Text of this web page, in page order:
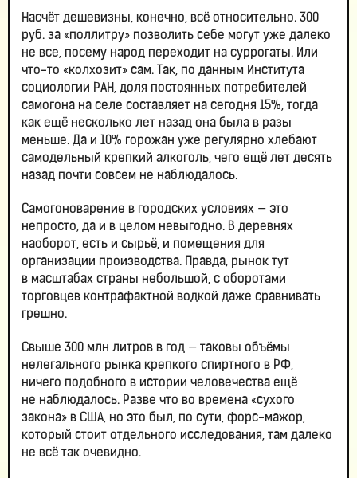
Насчёт дешевизны, конечно, всё относительно. 300
руб. за «поллитру» позволить себе могут уже далеко
не все, посему народ переходит на суррогаты. Или
что-то «колхозит» сам. Так, по данным Института
социологии РАН, доля постоянных потребителей
самогона на селе составляет на сегодня 15%, тогда
как ещё несколько лет назад она была в разы
меньше. Да и 10% горожан уже регулярно хлебают
самодельный крепкий алкоголь, чего ещё лет десять
назад почти совсем не наблюдалось.
Самогоноварение в городских условиях — это
непросто, да и в целом невыгодно. В деревнях
наоборот, есть и сырьё, и помещения для
организации производства. Правда, рынок тут
в масштабах страны небольшой, с оборотами
торговцев контрафактной водкой даже сравнивать
грешно.
Свыше 300 млн литров в год — таковы объёмы
нелегального рынка крепкого спиртного в РФ,
ничего подобного в истории человечества ещё
не наблюдалось. Разве что во времена «сухого
закона» в США, но это был, по сути, форс-мажор,
который стоит отдельного исследования, там далеко
не всё так очевидно.